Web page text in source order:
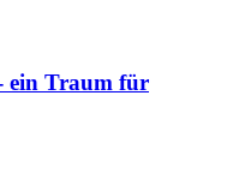
ein Traum für